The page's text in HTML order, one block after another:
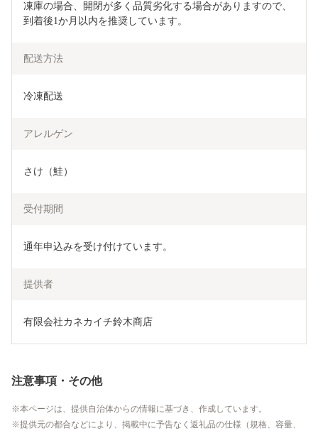
凍庫の場合、開閉が多く品質劣化する場合がありますので、
到着後1か月以内を推奨しています。
配送方法
冷凍配送
アレルゲン
さけ（鮭）
受付期間
通年申込みを受け付けています。
提供者
有限会社カネカイチ鈴木商店
注意事項・その他
本ページは、提供自治体からの情報に基づき、作成しています。
提供元の都合などにより、掲載中に予告なく返礼品の仕様（規格、容量、